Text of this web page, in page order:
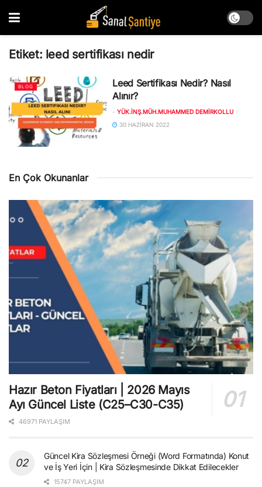
Etiket: leed sertifikası nedir
BLOG
Leed Sertifikası Nedir? Nasıl
Alınır?
- YÜK.İNŞ.MÜH.MUHAMMED DEMIRKOLLU
30 HAZIRAN 2022
En Çok Okunanlar
Hazır Beton Fiyatları | 2026 Mayıs
Ayı Güncel Liste (C25–C30-C35)
46971 PAYLAŞIM
Güncel Kira Sözleşmesi Örneği (Word Formatında) Konut
ve İş Yeri İçin | Kira Sözleşmesinde Dikkat Edilecekler
15747 PAYLAŞIM